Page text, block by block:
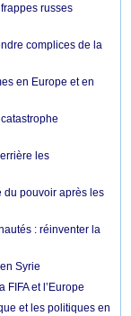
russes
complices de la
en Europe et en
les
du pouvoir après les
: réinventer la
Syrie
et l’Europe
et les politiques en